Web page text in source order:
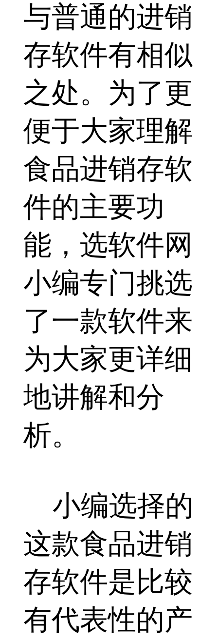
与普通的进销
存软件有相似
之处。为了更
便于大家理解
食品进销存软
件的主要功
能，选软件网
小编专门挑选
了一款软件来
为大家更详细
地讲解和分
析。
小编选择的
这款食品进销
存软件是比较
有代表性的产